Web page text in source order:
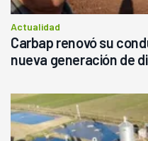
Actualidad
Carbap renovó su
nueva generación de